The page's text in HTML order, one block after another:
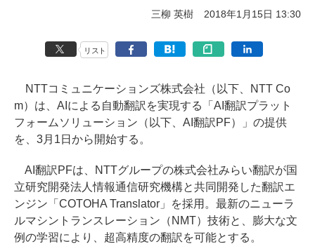
三柳 英樹 2018年1月15日 13:30
リスト
NTTコミュニケーションズ株式会社（以下、NTT Co
m）は、AIによる自動翻訳を実現する「AI翻訳プラット
フォームソリューション（以下、AI翻訳PF）」の提供
を、3月1日から開始する。
AI翻訳PFは、NTTグループの株式会社みらい翻訳が国
立研究開発法人情報通信研究機構と共同開発した翻訳エ
ンジン「COTOHA Translator」を採用。最新のニューラ
ルマシントランスレーション（NMT）技術と、膨大な文
例の学習により、超高精度の翻訳を可能とする。